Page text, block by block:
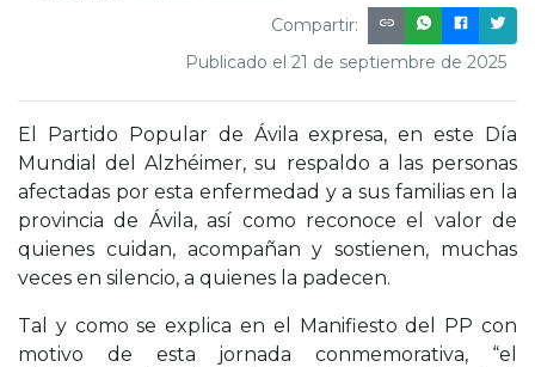
Compartir:
Publicado el 21 de septiembre de 2025
El Partido Popular de Ávila expresa, en este Día
Mundial del Alzhéimer, su respaldo a las personas
afectadas por esta enfermedad y a sus familias en la
provincia de Ávila, así como reconoce el valor de
quienes cuidan, acompañan y sostienen, muchas
veces en silencio, a quienes la padecen.
Tal y como se explica en el Manifiesto del PP con
motivo de esta jornada conmemorativa, “el